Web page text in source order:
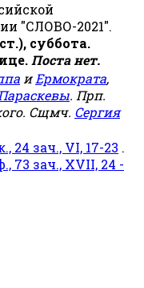
"СЛОВО-2021".
суббота.
Поста нет.
иЕрмократа,
Параскевы. Прп.
Сщмч. Сергия
24 зач., VI, 17-23 .
73 зач., XVII, 24 -